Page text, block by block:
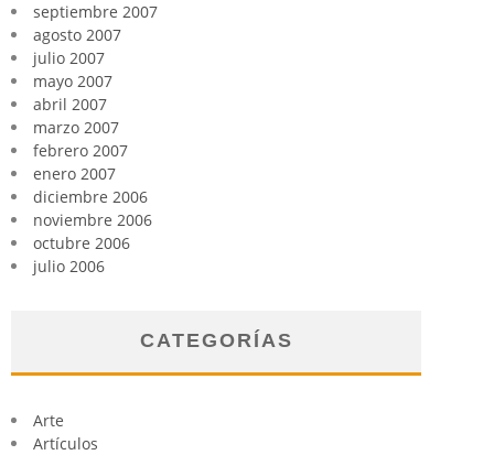
septiembre 2007
agosto 2007
julio 2007
mayo 2007
abril 2007
marzo 2007
febrero 2007
enero 2007
diciembre 2006
noviembre 2006
octubre 2006
julio 2006
CATEGORÍAS
Arte
Artículos